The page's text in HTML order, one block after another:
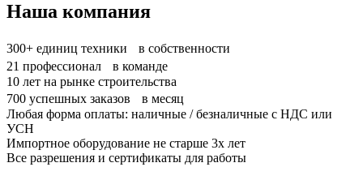
Наша компания
300+ единиц техники в собственности
21 профессионал в команде
10 лет на рынке строительства
700 успешных заказов в месяц
Любая форма оплаты: наличные / безналичные с НДС или
УСН
Импортное оборудование не старше 3х лет
Все разрешения и сертификаты для работы